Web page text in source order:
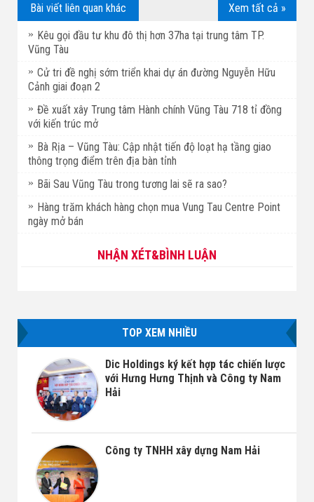
Xem tất cả »
Bài viết liên quan khác
Kêu gọi đầu tư khu đô thị hơn 37ha tại trung tâm TP.
Vũng Tàu
Cử tri đề nghị sớm triển khai dự án đường Nguyễn Hữu
Cảnh giai đoạn 2
Đề xuất xây Trung tâm Hành chính Vũng Tàu 718 tỉ đồng
với kiến trúc mở
Bà Rịa – Vũng Tàu: Cập nhật tiến độ loạt hạ tầng giao
thông trọng điểm trên địa bàn tỉnh
Bãi Sau Vũng Tàu trong tương lai sẽ ra sao?
Hàng trăm khách hàng chọn mua Vung Tau Centre Point
ngày mở bán
NHẬN XÉT&BÌNH LUẬN
TOP XEM NHIỀU
Dic Holdings ký kết hợp tác chiến lược
với Hưng Hưng Thịnh và Công ty Nam
Hải
Công ty TNHH xây dựng Nam Hải